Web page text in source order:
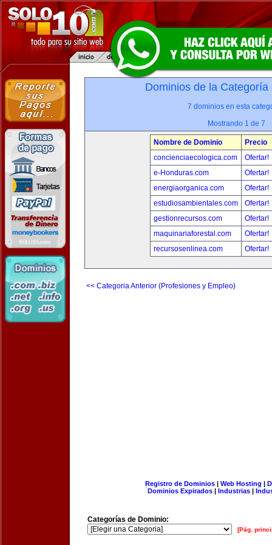
Dominios de la
7 dominios en esta
Mostrando 1 de 7
Nombre de Dominio
Precio
concienciaecologica.com
Ofertar!
e-Honduras.com
Ofertar!
energiaorganica.com
Ofertar!
estudiosambientales.com
Ofertar!
gestionrecursos.com
Ofertar!
maquinariaforestal.com
Ofertar!
recursosenlinea.com
Ofertar!
<< Categoria Anterior (Profesiones y Empleo)
Registro de Dominios| Web Hosting |
Dominios Expirados | Industrias |
Categorías de Dominio:
[Pág.